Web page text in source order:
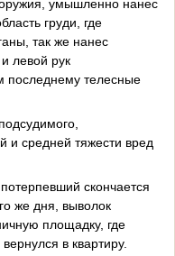
умышленно нанес
груди, где
так же нанес
левой рук
последнему телесные
и средней тяжести вред
скончается
же дня, выволок
площадку, где
в квартиру.